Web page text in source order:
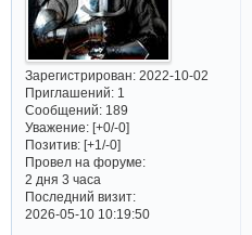
Зарегистрирован: 2022-10-02
Приглашений:1
Сообщений:189
Уважение: [+0/-0]
Позитив: [+1/-0]
Провел на форуме:
2 дня 3 часа
Последний визит:
2026-05-10 10:19:50